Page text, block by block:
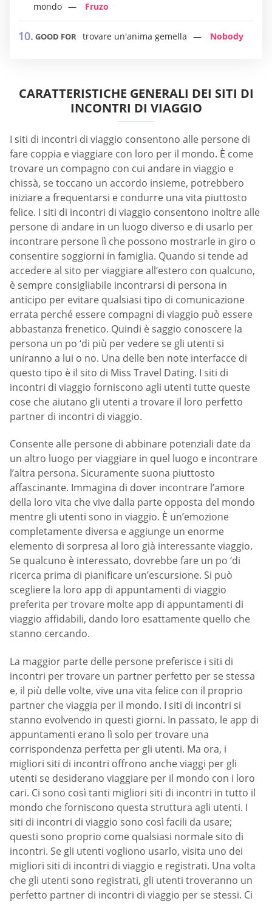
mondo
Fruzo
GOOD FOR trovare un'anima gemella Nobody
CARATTERISTICHE GENERALI DEI SITI DI
INCONTRI DI VIAGGIO
I siti di incontri di viaggio consentono alle persone di
fare coppia e viaggiare con loro per il mondo. È come
trovare un compagno con cui andare in viaggio e
chissà, se toccano un accordo insieme, potrebbero
iniziare a frequentarsi e condurre una vita piuttosto
felice. I siti di incontri di viaggio consentono inoltre alle
persone di andare in un luogo diverso e di usarlo per
incontrare persone lì che possono mostrarle in giro o
consentire soggiorni in famiglia. Quando si tende ad
accedere al sito per viaggiare all’estero con qualcuno,
è sempre consigliabile incontrarsi di persona in
anticipo per evitare qualsiasi tipo di comunicazione
errata perché essere compagni di viaggio può essere
abbastanza frenetico. Quindi è saggio conoscere la
persona un po ‘di più per vedere se gli utenti si
uniranno a lui o no. Una delle ben note interfacce di
questo tipo è il sito di Miss Travel Dating. I siti di
incontri di viaggio forniscono agli utenti tutte queste
cose che aiutano gli utenti a trovare il loro perfetto
partner di incontri di viaggio.
Consente alle persone di abbinare potenziali date da
un altro luogo per viaggiare in quel luogo e incontrare
l’altra persona. Sicuramente suona piuttosto
affascinante. Immagina di dover incontrare l’amore
della loro vita che vive dalla parte opposta del mondo
mentre gli utenti sono in viaggio. È un’emozione
completamente diversa e aggiunge un enorme
elemento di sorpresa al loro già interessante viaggio.
Se qualcuno è interessato, dovrebbe fare un po ‘di
ricerca prima di pianificare un’escursione. Si può
scegliere la loro app di appuntamenti di viaggio
preferita per trovare molte app di appuntamenti di
viaggio affidabili, dando loro esattamente quello che
stanno cercando.
La maggior parte delle persone preferisce i siti di
incontri per trovare un partner perfetto per se stessa
e, il più delle volte, vive una vita felice con il proprio
partner che viaggia per il mondo. I siti di incontri si
stanno evolvendo in questi giorni. In passato, le app di
appuntamenti erano lì solo per trovare una
corrispondenza perfetta per gli utenti. Ma ora, i
migliori siti di incontri offrono anche viaggi per gli
utenti se desiderano viaggiare per il mondo con i loro
cari. Ci sono così tanti migliori siti di incontri in tutto il
mondo che forniscono questa struttura agli utenti. I
siti di incontri di viaggio sono così facili da usare;
questi sono proprio come qualsiasi normale sito di
incontri. Se gli utenti vogliono usarlo, visita uno dei
migliori siti di incontri di viaggio e registrati. Una volta
che gli utenti sono registrati, gli utenti troveranno un
perfetto partner di incontri di viaggio per se stessi. Ci